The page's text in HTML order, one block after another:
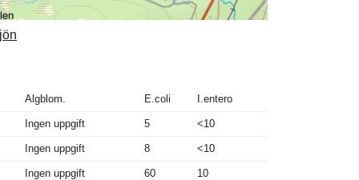
Algblom. E.coli I.entero
Ingen uppgift 5 <10
Ingen uppgift 8 <10
Ingen uppgift 60 10